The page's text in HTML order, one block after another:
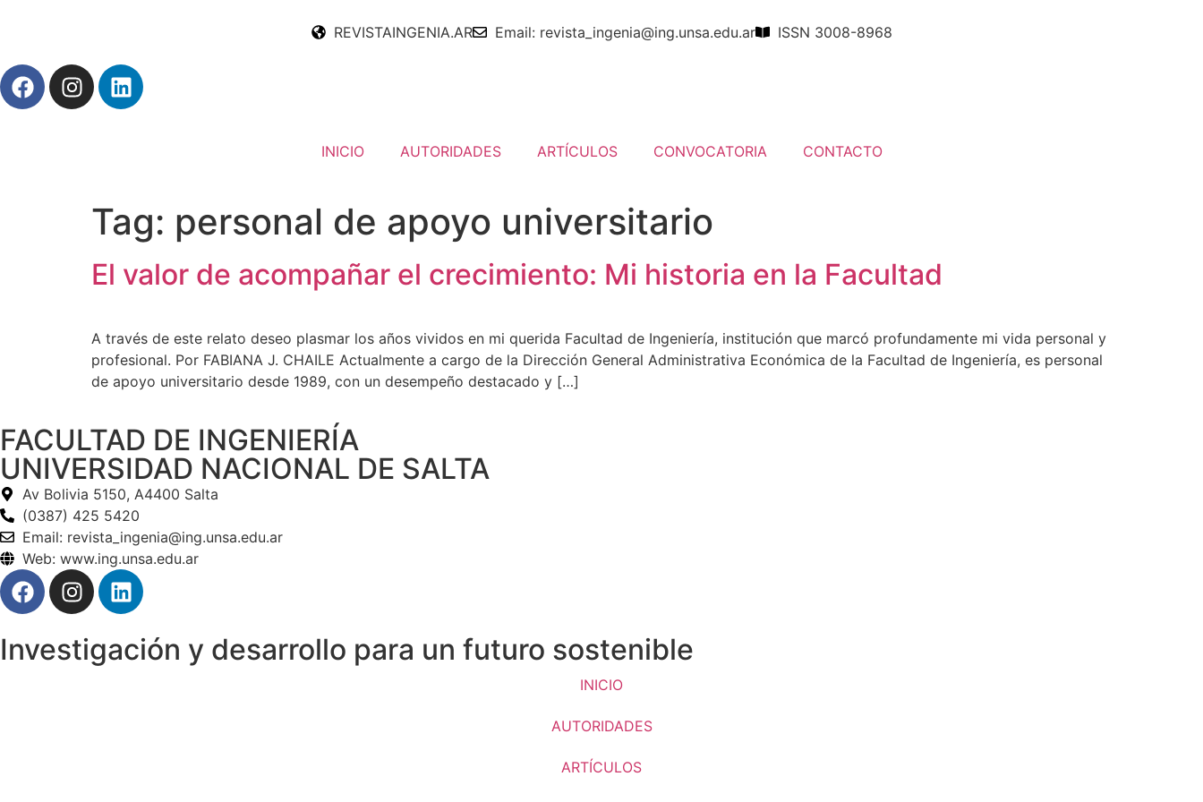
REVISTAINGENIA.AR Email: revista_ingenia@ing.unsa.edu.ar ISSN 3008-8968
INICIO AUTORIDADES ARTÍCULOS CONVOCATORIA CONTACTO
Tag: personal de apoyo universitario
El valor de acompañar el crecimiento: Mi historia en la Facultad
A través de este relato deseo plasmar los años vividos en mi querida Facultad de Ingeniería, institución que marcó profundamente mi vida personal y
profesional. Por FABIANA J. CHAILE Actualmente a cargo de la Dirección General Administrativa Económica de la Facultad de Ingeniería, es personal
de apoyo universitario desde 1989, con un desempeño destacado y […]
FACULTAD DE INGENIERÍA
UNIVERSIDAD NACIONAL DE SALTA
Av Bolivia 5150, A4400 Salta
(0387) 425 5420
Email: revista_ingenia@ing.unsa.edu.ar
Web: www.ing.unsa.edu.ar
Investigación y desarrollo para un futuro sostenible
INICIO
AUTORIDADES
ARTÍCULOS